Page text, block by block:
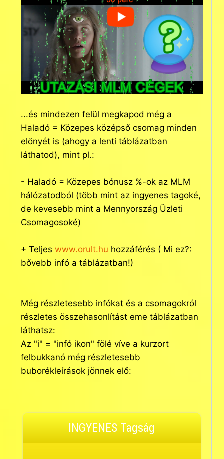
...és mindezen felül megkapod még a
Haladó = Közepes középső csomag minden
előnyét is (ahogy a lenti táblázatban
láthatod), mint pl.:
- Haladó = Közepes bónusz %-ok az MLM
hálózatodból (több mint az ingyenes tagoké,
de kevesebb mint a Mennyország Üzleti
Csomagosoké)
+ Teljes www.orult.hu hozzáférés ( Mi ez?:
bővebb infó a táblázatban!)
Még részletesebb infókat és a csomagokról
részletes összehasonlítást eme táblázatban
láthatsz:
Az "i" = "infó ikon" fölé víve a kurzort
felbukkanó még részletesebb
buborékleírások jönnek elő:
INGYENES Tagság